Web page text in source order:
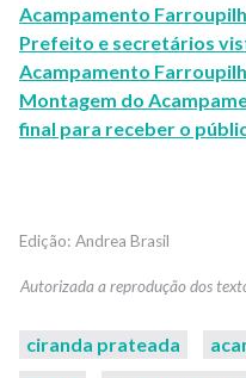
Acampamento
Prefeito e secretários
Acampamento
Montagem do
final para receber o
Andrea Brasil
ciranda prateada